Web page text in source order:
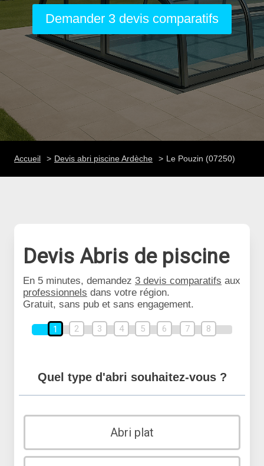
Demander 3 devis comparatifs
Accueil Devis abri piscine Ardèche Le Pouzin (07250)
Devis Abris de piscine
En 5 minutes, demandez 3 devis comparatifs aux
professionnels dans votre région.
Gratuit, sans pub et sans engagement.
1 2 3 4 5 6 7 8
Quel type d'abri souhaitez-vous ?
Abri plat